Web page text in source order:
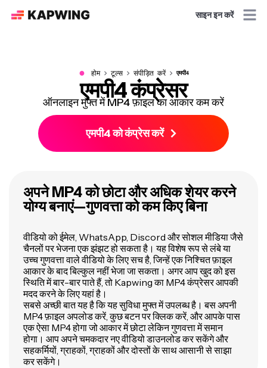
साइन इन करें
● होम टूल्स संपीड़ित करें एमपी4
एमपी4 कंप्रेसर
ऑनलाइन मुफ्त में MP4 फ़ाइल का आकार कम करें
एमपी4 को कंप्रेस करें
अपने MP4 को छोटा और अधिक शेयर करने
योग्य बनाएं—गुणवत्ता को कम किए बिना
वीडियो को ईमेल, WhatsApp, Discord और सोशल मीडिया जैसे
चैनलों पर भेजना एक झंझट हो सकता है। यह विशेष रूप से लंबे या
उच्च गुणवत्ता वाले वीडियो के लिए सच है, जिन्हें एक निश्चित फ़ाइल
आकार के बाद बिल्कुल नहीं भेजा जा सकता। अगर आप खुद को इस
स्थिति में बार-बार पाते हैं, तो Kapwing का MP4 कंप्रेसर आपकी
मदद करने के लिए यहां है।
सबसे अच्छी बात यह है कि यह सुविधा मुफ्त में उपलब्ध है। बस अपनी
MP4 फ़ाइल अपलोड करें, कुछ बटन पर क्लिक करें, और आपके पास
एक ऐसा MP4 होगा जो आकार में छोटा लेकिन गुणवत्ता में समान
होगा। आप अपने चमकदार नए वीडियो डाउनलोड कर सकेंगे और
सहकर्मियों, ग्राहकों, ग्राहकों और दोस्तों के साथ आसानी से साझा
कर सकेंगे।